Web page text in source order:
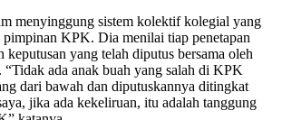
menyinggung sistem kolektif kolegial yang
pimpinan KPK. Dia menilai tiap penetapan
keputusan yang telah diputus bersama oleh
ada anak buah yang salah di KPK
dari bawah dan diputuskannya ditingkat
jika ada kekeliruan, itu adalah tanggung